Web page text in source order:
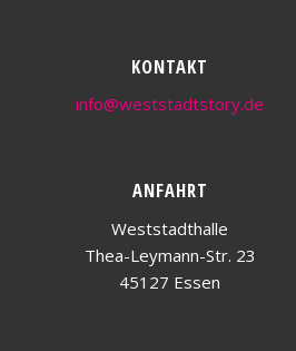
KONTAKT
info@weststadtstory.de
ANFAHRT
Weststadthalle
Thea-Leymann-Str. 23
45127 Essen